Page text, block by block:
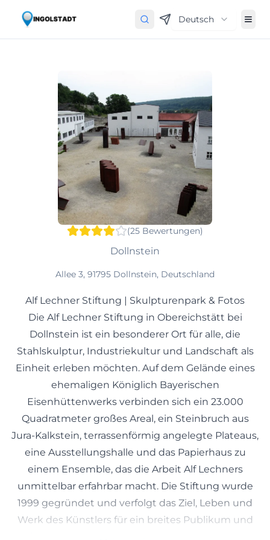
Deutsch
(25 Bewertungen)
Dollnstein
Allee 3, 91795 Dollnstein, Deutschland
Alf Lechner Stiftung | Skulpturenpark & Fotos
Die Alf Lechner Stiftung in Obereichstätt bei
Dollnstein ist ein besonderer Ort für alle, die
Stahlskulptur, Industriekultur und Landschaft als
Einheit erleben möchten. Auf dem Gelände eines
ehemaligen Königlich Bayerischen
Eisenhüttenwerks verbinden sich ein 23.000
Quadratmeter großes Areal, ein Steinbruch aus
Jura-Kalkstein, terrassenförmig angelegte Plateaus,
eine Ausstellungshalle und das Papierhaus zu
einem Ensemble, das die Arbeit Alf Lechners
unmittelbar erfahrbar macht. Die Stiftung wurde
1999 gegründet und verfolgt das Ziel, Leben und
Werk des Künstlers für ein breites Publikum und